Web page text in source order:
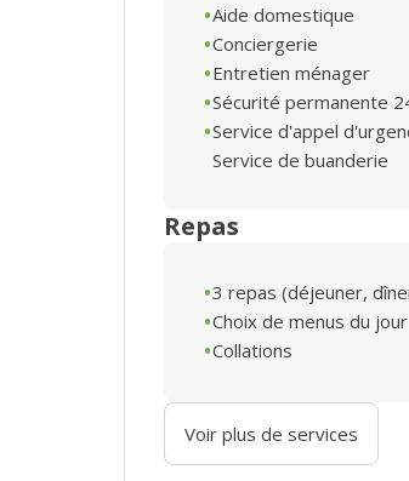
Aide domestique
Conciergerie
Entretien ménager
Sécurité permanente
Service d'appel
Service de buanderie
Repas
3 repas (déjeuner,
Choix de menus du jour
Collations
Voir plus de services